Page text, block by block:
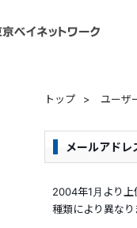
トップ > ユーザ
メールアドレ
2004年1月より
種類により異なり